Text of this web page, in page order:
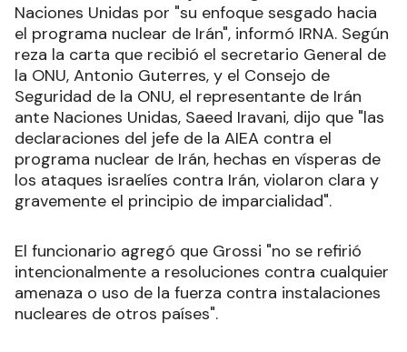
Naciones Unidas por "su enfoque sesgado hacia
el programa nuclear de Irán", informó IRNA. Según
reza la carta que recibió el secretario General de
la ONU, Antonio Guterres, y el Consejo de
Seguridad de la ONU, el representante de Irán
ante Naciones Unidas, Saeed Iravani, dijo que "las
declaraciones del jefe de la AIEA contra el
programa nuclear de Irán, hechas en vísperas de
los ataques israelíes contra Irán, violaron clara y
gravemente el principio de imparcialidad".
El funcionario agregó que Grossi "no se refirió
intencionalmente a resoluciones contra cualquier
amenaza o uso de la fuerza contra instalaciones
nucleares de otros países".